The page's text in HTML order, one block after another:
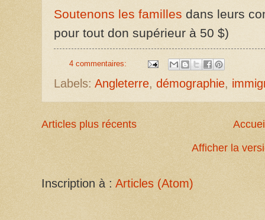
Soutenons les familles dans leurs
pour tout don supérieur à 50 $)
4 commentaires:
Labels: Angleterre, démographie,
Articles plus récents
Afficher la
Inscription à : Articles (Atom)